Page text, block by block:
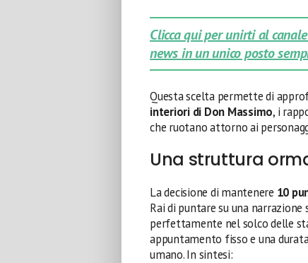
Clicca qui per unirti al
news in un unico posto
Questa scelta permette di
interiori di Don Massimo, i
che ruotano attorno ai
Una struttura
La decisione di mantenere 10
Rai di puntare su una narrazione
perfettamente nel solco delle
appuntamento fisso e una
umano. In sintesi: